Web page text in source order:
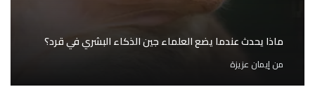
ماذا يحدث عندما يضع العلماء جين الذكاء البشري في قرد؟
منإيمان عزيزة